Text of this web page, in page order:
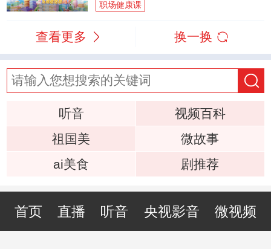
职场健康课
查看更多 换一换
听音
视频百科
祖国美
微故事
ai美食
剧推荐
首页 直播 听音 央视影音 微视频